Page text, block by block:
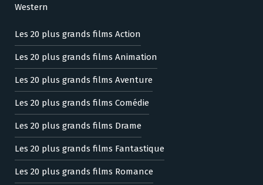
Western
Les 20 plus grands films Action
Les 20 plus grands films Animation
Les 20 plus grands films Aventure
Les 20 plus grands films Comédie
Les 20 plus grands films Drame
Les 20 plus grands films Fantastique
Les 20 plus grands films Romance